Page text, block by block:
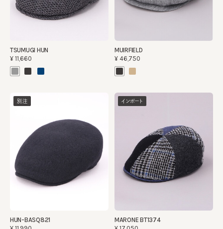
TSUMUGI HUN
¥11,660
MUIRFIELD
¥46,750
別注
HUN-BASQ821
インポート
MARONE BT1374